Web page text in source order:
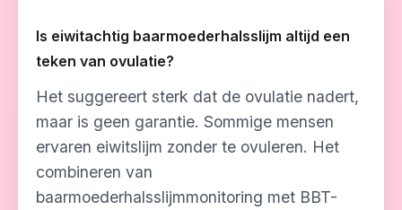
Is eiwitachtig baarmoederhalsslijm altijd een
teken van ovulatie?
Het suggereert sterk dat de ovulatie nadert,
maar is geen garantie. Sommige mensen
ervaren eiwitslijm zonder te ovuleren. Het
combineren van
baarmoederhalsslijmmonitoring met BBT-